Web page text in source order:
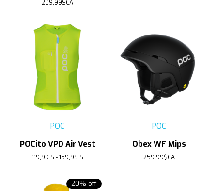
209,99$CA
POC
POCito VPD Air Vest
119,99 $ - 159,99 $
POC
Obex WF Mips
259,99$CA
20% off